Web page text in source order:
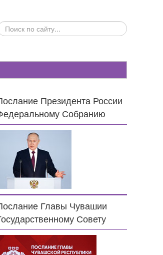
Президента России
Собранию
Главы Чувашии
Совету